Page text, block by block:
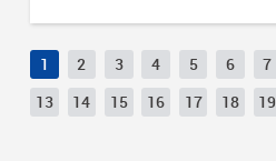
1 2 3 4 5 6 7
13
14 15 16 17 18 19